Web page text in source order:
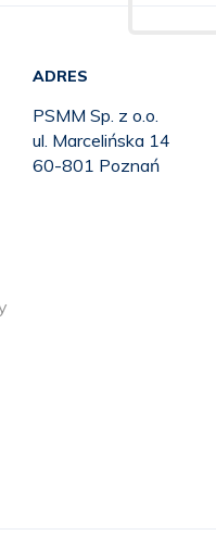
ADRES
PSMM Sp. z o.o.
ul. Marcelińska 14
60-801 Poznań